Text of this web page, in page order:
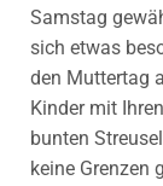
Samstag
sich etwas
den Muttertag
Kinder mit
bunten
keine Grenzen